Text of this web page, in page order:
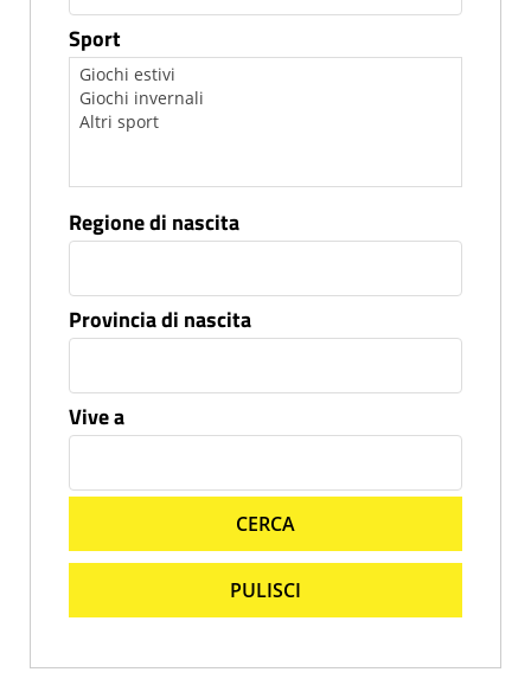
Sport
Regione di nascita
Provincia di nascita
Vive a
CERCA
PULISCI